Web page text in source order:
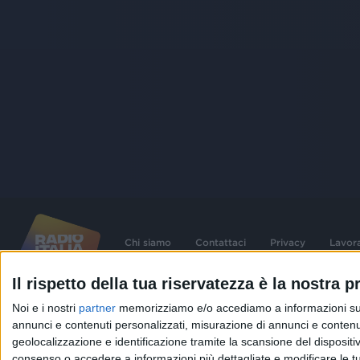
Il rispetto della tua riservatezza è la nostra
Noi e i nostri partner memorizziamo e/o accediamo a informazioni
annunci e contenuti personalizzati, misurazione di annunci e
geolocalizzazione e identificazione tramite la scansione del
Chi siamo Contattaci Privacy
©2026RADIO ITALIA S.p.A. P.IVA 06832230152 | Tutti i diritti riservati. Per le
contenute nel sito sono stati assolti gli obblighi derivanti dalla normativa dei
connessi.
Capitale Sociale € 580.000,00 interamente versato. Iscr. Reg. Imprese Milano -